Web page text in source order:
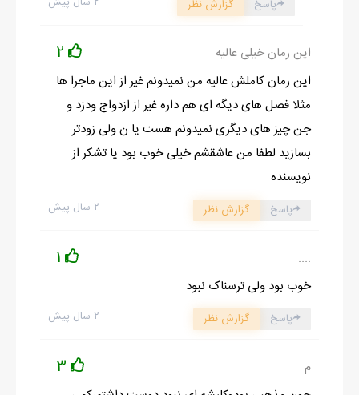
پاسخ گزارش نظر
این رمان خیلی عالیه 2
این رمان کاملش عالیه من نمیدونم غیر از این ماجرا ها
مثلا فصل های دیگه ای هم داره غیر از ازدواج ودزد و
جن چیز های دیگری نمیدونم هست یا ن ولی زودتر
بسازید لطفا من عاشقشم خیلی خوب بود یا تشکر از
نویسنده
۲ سال پیش پاسخ گزارش نظر
....
1
خوب بود ولی ترسناک نبود
۲ سال پیش پاسخ گزارش نظر
م 3